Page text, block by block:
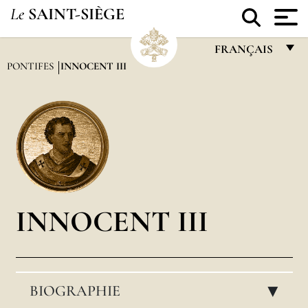
Le SAINT-SIÈGE
FRANÇAIS
PONTIFES INNOCENT III
INNOCENT III
BIOGRAPHIE ▸